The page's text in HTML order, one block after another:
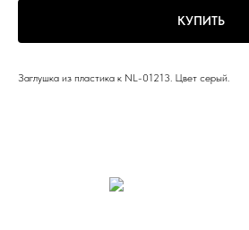
КУПИТЬ
Заглушка из пластика к NL-01213. Цвет серый.